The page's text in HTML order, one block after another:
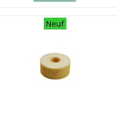
Neuf